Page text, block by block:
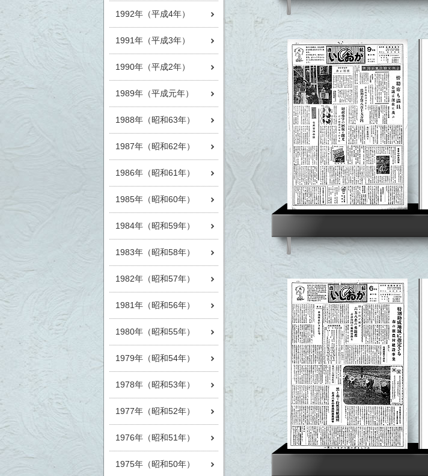
1992年（平成4年）
1991年（平成3年）
1990年（平成2年）
1989年（平成元年）
1988年（昭和63年）
1987年（昭和62年）
1986年（昭和61年）
1985年（昭和60年）
1984年（昭和59年）
1983年（昭和58年）
1982年（昭和57年）
1981年（昭和56年）
1980年（昭和55年）
1979年（昭和54年）
1978年（昭和53年）
1977年（昭和52年）
1976年（昭和51年）
1975年（昭和50年）